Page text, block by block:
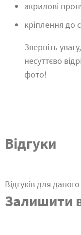
акрилові
кріплення до
Зверніть
несуттєво
фото!
Відгуки
Відгуків для
Залишити